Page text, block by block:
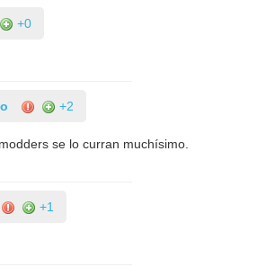
+0
+2
se lo curran muchísimo.
+1